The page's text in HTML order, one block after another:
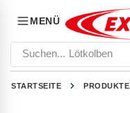
MENÜ
Suchen... Lötkolben
STARTSEITE PRODUKTE